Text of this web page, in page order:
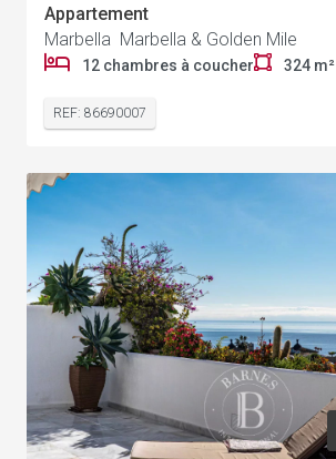
Appartement
Marbella Marbella & Golden Mile
12 chambres à coucher 324 m²
REF: 86690007